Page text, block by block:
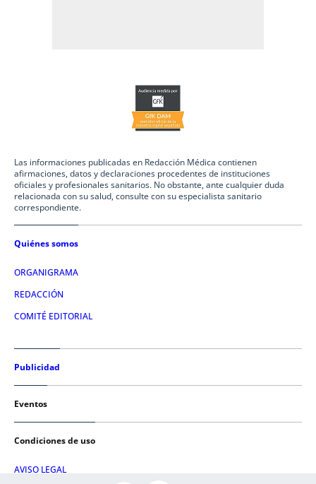
Las informaciones publicadas en Redacción Médica contienen
afirmaciones, datos y declaraciones procedentes de instituciones
oficiales y profesionales sanitarios. No obstante, ante cualquier duda
relacionada con su salud, consulte con su especialista sanitario
correspondiente.
Quiénes somos
ORGANIGRAMA
REDACCIÓN
COMITÉ EDITORIAL
Publicidad
Eventos
Condiciones de uso
AVISO LEGAL